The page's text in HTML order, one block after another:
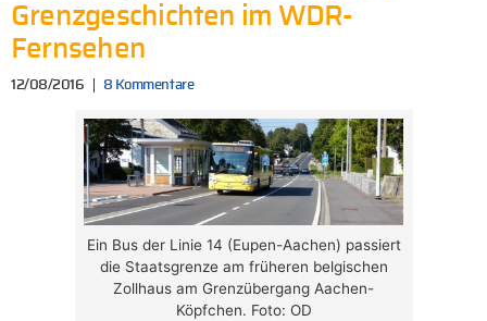
Grenzgeschichten im WDR-
Fernsehen
12/08/2016 8 Kommentare
Ein Bus der Linie 14 (Eupen-Aachen) passiert
die Staatsgrenze am früheren belgischen
Zollhaus am Grenzübergang Aachen-
Köpfchen. Foto: OD